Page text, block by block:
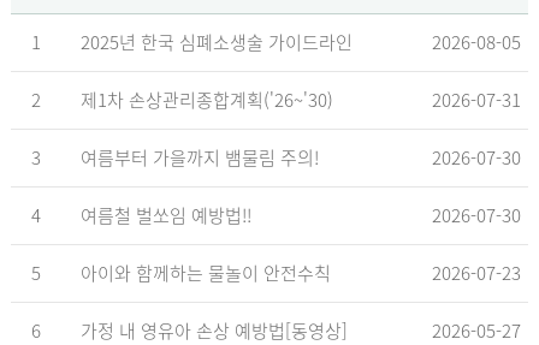
1 2025년 한국 심폐소생술 가이드라인 2026-08-05
2 제1차 손상관리종합계획('26~'30) 2026-07-31
3 여름부터 가을까지 뱀물림 주의! 2026-07-30
4 여름철 벌쏘임 예방법!! 2026-07-30
5 아이와 함께하는 물놀이 안전수칙 2026-07-23
6 가정 내 영유아 손상 예방법[동영상] 2026-05-27